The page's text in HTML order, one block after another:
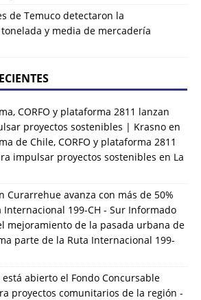
de Temuco detectaron la
y media de mercadería
CORFO y plataforma 2811 lanzan
proyectos sostenibles | Krasno en
de Chile, CORFO y plataforma 2811
impulsar proyectos sostenibles en La
Curarrehue avanza con más de 50%
199-CH - Sur Informado
mejoramiento de la pasada urbana de
parte de la Ruta Internacional 199-
abierto el Fondo Concursable
proyectos comunitarios de la región -